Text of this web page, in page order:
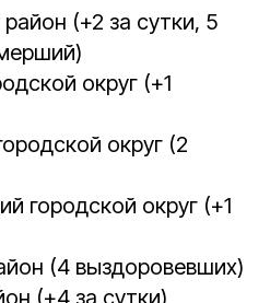
(+2 за сутки, 5
округ (+1
округ (2
городской округ (+1
(4 выздоровевших)
(+4 за сутки)